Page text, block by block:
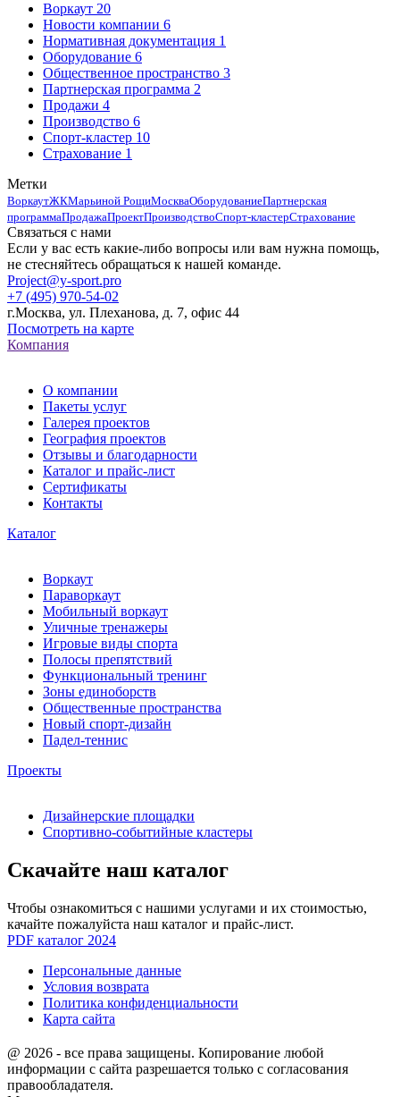
Воркаут 20
Новости компании 6
Нормативная документация 1
Оборудование 6
Общественное пространство 3
Партнерская программа 2
Продажи 4
Производство 6
Спорт-кластер 10
Страхование 1
Метки
ВоркаутЖКМарьиной РощиМоскваОборудованиеПартнерская
программаПродажаПроектПроизводствоСпорт-кластерСтрахование
Связаться с нами
Если у вас есть какие-либо вопросы или вам нужна помощь,
не стесняйтесь обращаться к нашей команде.
Project@y-sport.pro
+7 (495) 970-54-02
г.Москва, ул. Плеханова, д. 7, офис 44
Посмотреть на карте
Компания
О компании
Пакеты услуг
Галерея проектов
География проектов
Отзывы и благодарности
Каталог и прайс-лист
Сертификаты
Контакты
Каталог
Воркаут
Параворкаут
Мобильный воркаут
Уличные тренажеры
Игровые виды спорта
Полосы препятствий
Функциональный тренинг
Зоны единоборств
Общественные пространства
Новый спорт-дизайн
Падел-теннис
Проекты
Дизайнерские площадки
Спортивно-событийные кластеры
Скачайте наш каталог
Чтобы ознакомиться с нашими услугами и их стоимостью,
качайте пожалуйста наш каталог и прайс-лист.
PDF каталог 2024
Персональные данные
Условия возврата
Политика конфиденциальности
Карта сайта
@ 2026 - все права защищены. Копирование любой
информации с сайта разрешается только с согласования
правообладателя.